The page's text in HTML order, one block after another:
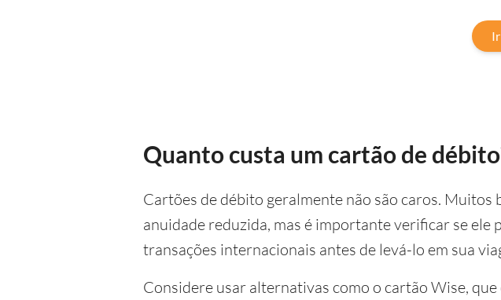
Quanto custa um cartão de
Cartões de débito geralmente não são caros.
anuidade reduzida, mas é importante verificar se ele
transações internacionais antes de levá-lo em sua
Considere usar alternativas como o cartão Wise,